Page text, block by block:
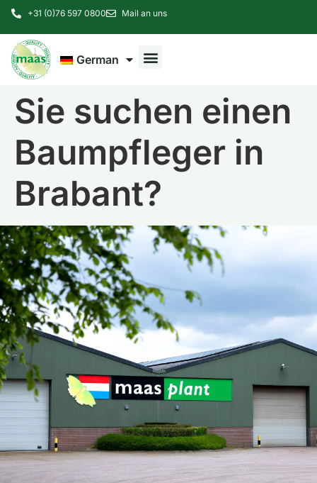
+31 (0)76 597 0800 Mail an uns
German
Sie suchen einen
Baumpfleger in
Brabant?